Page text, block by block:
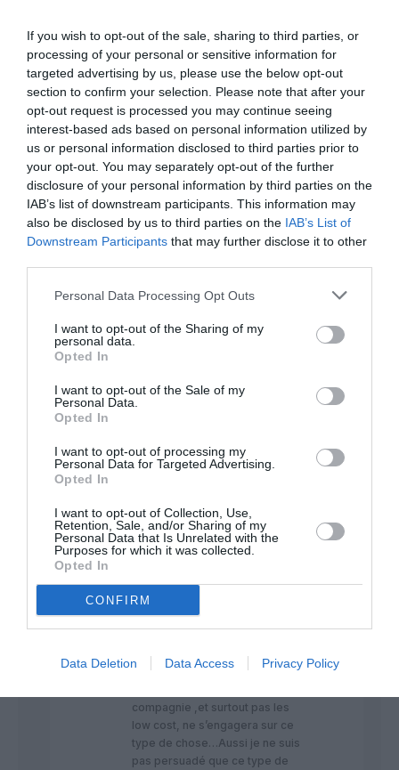
If you wish to opt-out of the sale, sharing to third parties, or
processing of your personal or sensitive information for
targeted advertising by us, please use the below opt-out
section to confirm your selection. Please note that after your
opt-out request is processed you may continue seeing
interest-based ads based on personal information utilized by
us or personal information disclosed to third parties prior to
your opt-out. You may separately opt-out of the further
disclosure of your personal information by third parties on the
IAB’s list of downstream participants. This information may
also be disclosed by us to third parties on the IAB’s List of
Downstream Participants that may further disclose it to other
Personal Data Processing Opt Outs
I want to opt-out of the Sharing of my
personal data.
Opted In
I want to opt-out of the Sale of my
Personal Data.
Opted In
I want to opt-out of processing my
Personal Data for Targeted Advertising.
Opted In
I want to opt-out of Collection, Use,
Retention, Sale, and/or Sharing of my
Personal Data that Is Unrelated with the
Purposes for which it was collected.
Opted In
CONFIRM
Data Deletion Data Access Privacy Policy
l’argent) ce qui mettrait directement hors
jeux Ryanair sur ce terrain. Ce que je vois
c’est que l’idée est bonne sur le papier car
irait dans le sens du client…mais en
pratique je crains que au contraire cela
n’aide car bloquer l’acces aux clients
potentiels à des compagnies proposant
des prix attractifs pour 80% des Français a
des destination nouvelles et n’aide pas ou
très peu aux développement régional. Et
sécuriserai des compagnies qui ne trouve
pas à l’immédiat, un intérêt a se
correspondant pas à leurs stratégies sur
le moyens terme. Sachez monsieur que
j’apprecie vos commmentaires et analyses
sur ce site (petit avis perso)
Pour ce qui est de ..legacy…plus
qui est a incriminer..Parfois il rend
de vrais services,parfois il joue
des tours cocasses:cela a été le
Pour le reste,vôtre argumentaire
se tient avec l’exemple que vous
mais justement, je doute que cet
exemple soit judicieux car on
compagnie ,et surtout pas les
low cost, ne s’engagera sur ce
type de chose…Aussi je ne suis
pas persuadé que ce type de